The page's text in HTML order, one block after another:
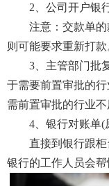
2、公司开户银行
注意：交款单的
则可能要求重新打款
3、主管部门批复
于需要前置审批的
需前置审批的行业
4、银行对账单(
直接到银行跟柜
银行的工作人员会帮